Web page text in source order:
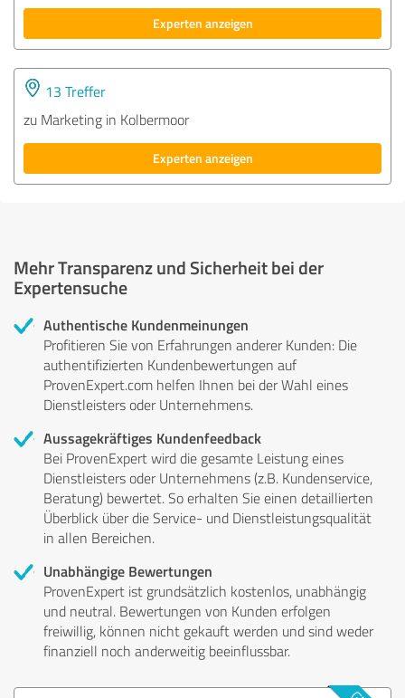
Experten anzeigen
13 Treffer
zu Marketing in Kolbermoor
Experten anzeigen
Mehr Transparenz und Sicherheit bei der
Expertensuche
Authentische Kundenmeinungen
Profitieren Sie von Erfahrungen anderer Kunden: Die
authentifizierten Kundenbewertungen auf
ProvenExpert.com helfen Ihnen bei der Wahl eines
Dienstleisters oder Unternehmens.
Aussagekräftiges Kundenfeedback
Bei ProvenExpert wird die gesamte Leistung eines
Dienstleisters oder Unternehmens (z.B. Kundenservice,
Beratung) bewertet. So erhalten Sie einen detaillierten
Überblick über die Service- und Dienstleistungsqualität
in allen Bereichen.
Unabhängige Bewertungen
ProvenExpert ist grundsätzlich kostenlos, unabhängig
und neutral. Bewertungen von Kunden erfolgen
freiwillig, können nicht gekauft werden und sind weder
finanziell noch anderweitig beeinflussbar.